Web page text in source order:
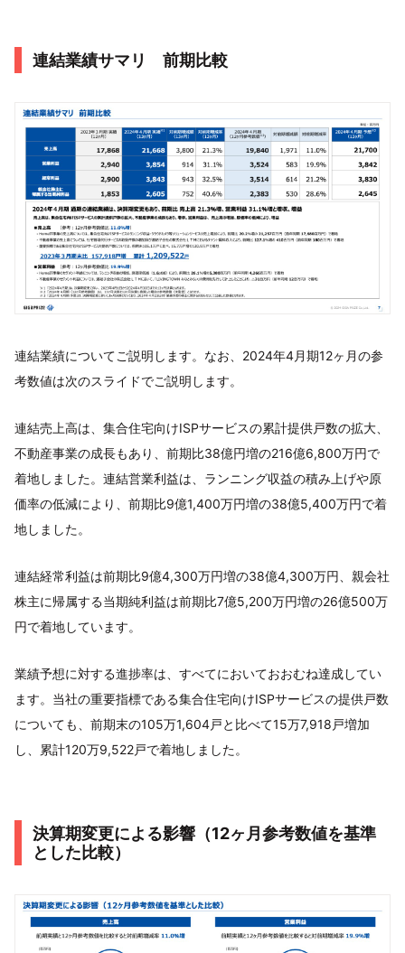
連結業績サマリ 前期比較
連結業績についてご説明します。なお、2024年4月期12ヶ月の参
考数値は次のスライドでご説明します。
連結売上高は、集合住宅向けISPサービスの累計提供戸数の拡大、
不動産事業の成長もあり、前期比38億円増の216億6,800万円で
着地しました。連結営業利益は、ランニング収益の積み上げや原
価率の低減により、前期比9億1,400万円増の38億5,400万円で着
地しました。
連結経常利益は前期比9億4,300万円増の38億4,300万円、親会社
株主に帰属する当期純利益は前期比7億5,200万円増の26億500万
円で着地しています。
業績予想に対する進捗率は、すべてにおいておおむね達成してい
ます。当社の重要指標である集合住宅向けISPサービスの提供戸数
についても、前期末の105万1,604戸と比べて15万7,918戸増加
し、累計120万9,522戸で着地しました。
決算期変更による影響（12ヶ月参考数値を基準
とした比較）